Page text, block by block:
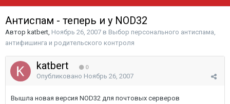
Антиспам - теперь и у NOD32
Автор katbert, Ноябрь 26, 2007 в Выбор персонального антиспама,
антифишинга и родительского контроля
katbert 0
Опубликовано Ноябрь 26, 2007
Вышла новая версия NOD32 для почтовых серверов